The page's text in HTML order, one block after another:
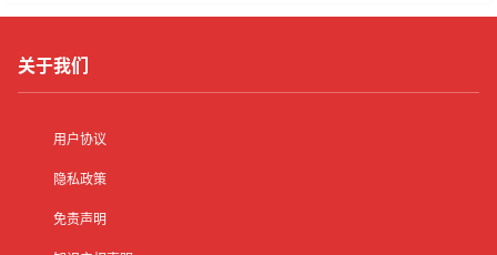
关于我们
用户协议
隐私政策
免责声明